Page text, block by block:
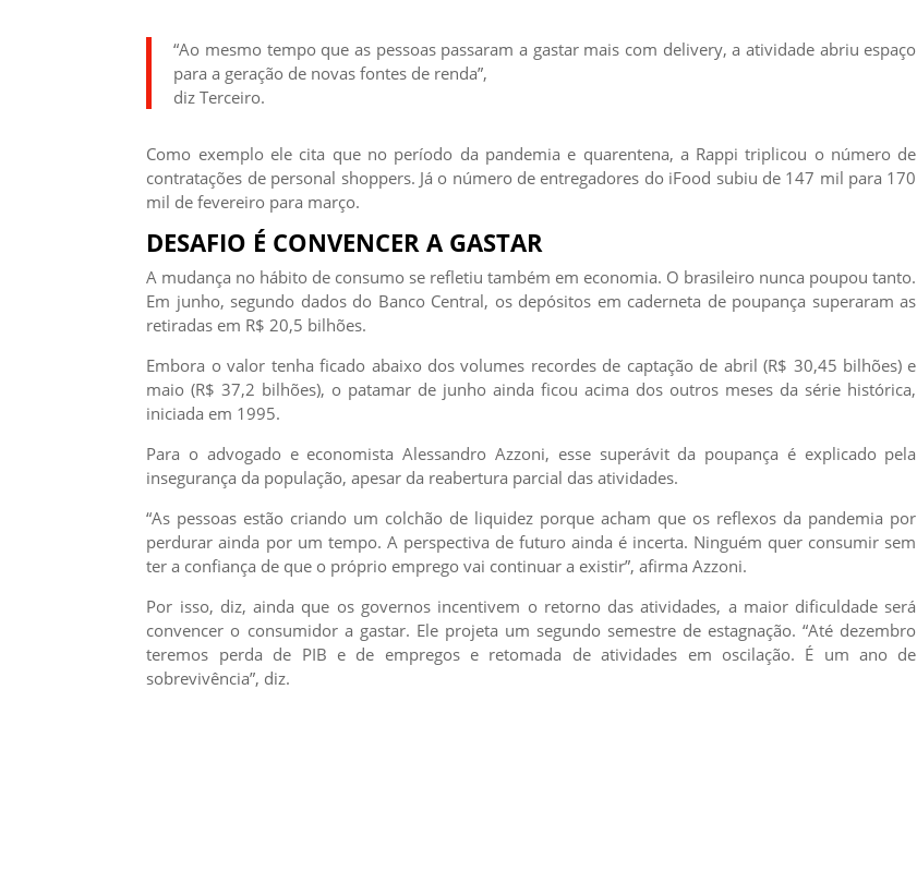
“Ao mesmo tempo que as pessoas passaram a gastar mais com delivery, a atividade abriu espaço
para a geração de novas fontes de renda”,
diz Terceiro.
Como exemplo ele cita que no período da pandemia e quarentena, a Rappi triplicou o número de
contratações de personal shoppers. Já o número de entregadores do iFood subiu de 147 mil para 170
mil de fevereiro para março.
DESAFIO É CONVENCER A GASTAR
A mudança no hábito de consumo se refletiu também em economia. O brasileiro nunca poupou tanto.
Em junho, segundo dados do Banco Central, os depósitos em caderneta de poupança superaram as
retiradas em R$ 20,5 bilhões.
Embora o valor tenha ficado abaixo dos volumes recordes de captação de abril (R$ 30,45 bilhões) e
maio (R$ 37,2 bilhões), o patamar de junho ainda ficou acima dos outros meses da série histórica,
iniciada em 1995.
Para o advogado e economista Alessandro Azzoni, esse superávit da poupança é explicado pela
insegurança da população, apesar da reabertura parcial das atividades.
“As pessoas estão criando um colchão de liquidez porque acham que os reflexos da pandemia por
perdurar ainda por um tempo. A perspectiva de futuro ainda é incerta. Ninguém quer consumir sem
ter a confiança de que o próprio emprego vai continuar a existir”, afirma Azzoni.
Por isso, diz, ainda que os governos incentivem o retorno das atividades, a maior dificuldade será
convencer o consumidor a gastar. Ele projeta um segundo semestre de estagnação. “Até dezembro
teremos perda de PIB e de empregos e retomada de atividades em oscilação. É um ano de
sobrevivência”, diz.